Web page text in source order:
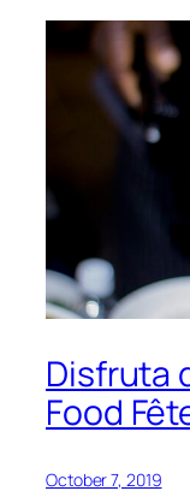
Disfruta
Food
October 7, 2019